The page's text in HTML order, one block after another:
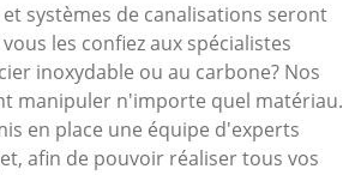
systèmes de canalisations seront
les confiez aux spécialistes
inoxydable ou au carbone? Nos
manipuler n'importe quel matériau.
en place une équipe d'experts
afin de pouvoir réaliser tous vos